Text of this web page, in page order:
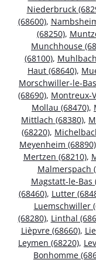
Niederbruck
(68600),
(68250),
Munchhouse
(68100),
Haut (68640),
Morschwiller-le-
(68690), Montreux-
Mollau (68470),
Mittlach (68380),
(68220),
Meyenheim (68890)
Mertzen (68210),
Malmerspach
Magstatt-le-Bas
(68460), Lutter
Luemschwiller
(68280), Linthal
Lièpvre (68660),
Leymen (68220),
Bonhomme